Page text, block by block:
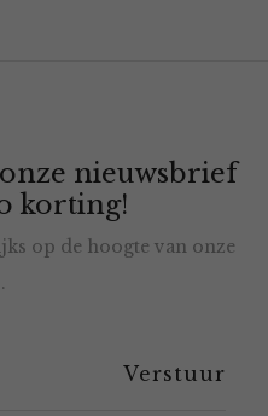
nieuwsbrief
korting!
op de hoogte van onze